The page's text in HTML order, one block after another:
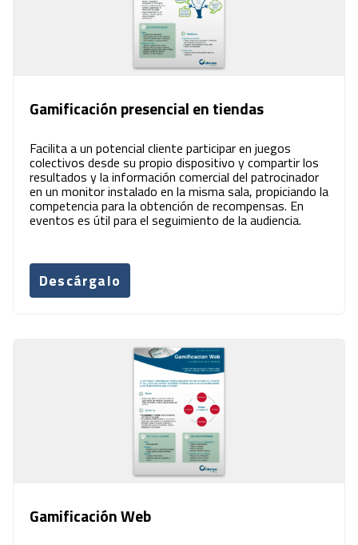
Gamificación presencial en tiendas
Facilita a un potencial cliente participar en juegos
colectivos desde su propio dispositivo y compartir los
resultados y la información comercial del patrocinador
en un monitor instalado en la misma sala, propiciando la
competencia para la obtención de recompensas. En
eventos es útil para el seguimiento de la audiencia.
Descárgalo
Gamificación Web